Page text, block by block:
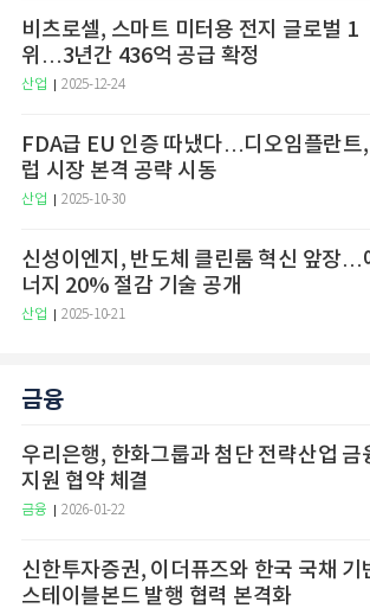
비츠로셀, 스마트 미터용 전지 글로벌 1
위…3년간 436억 공급 확정
산업 2025-12-24
FDA급 EU 인증 따냈다…디오임플란트
럽 시장 본격 공략 시동
산업 2025-10-30
신성이엔지, 반도체 클린룸 혁신 앞장…
너지 20% 절감 기술 공개
산업 2025-10-21
금융
우리은행, 한화그룹과 첨단 전략산업 금
지원 협약 체결
금융 2026-01-22
신한투자증권, 이더퓨즈와 한국 국채 기
스테이블본드 발행 협력 본격화